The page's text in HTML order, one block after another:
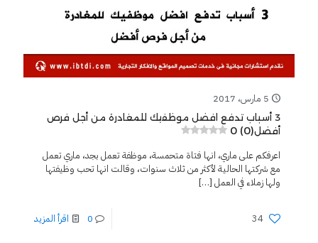
5 مارس، 2017
3 أسباب تدفع افضل موظفيك للمغادرة من أجل فرص
أفضل0 (0)
اعرفكم على ماري، انها فتاة متحمسة، موظفة تعمل بجد، ماري تعمل
مع شركتها الحالية لأكثر من ثلاث سنوات، وقالت انها تحب وظيفتها
ولها زملاء في العمل […]
34
0 اقرأ المزيد